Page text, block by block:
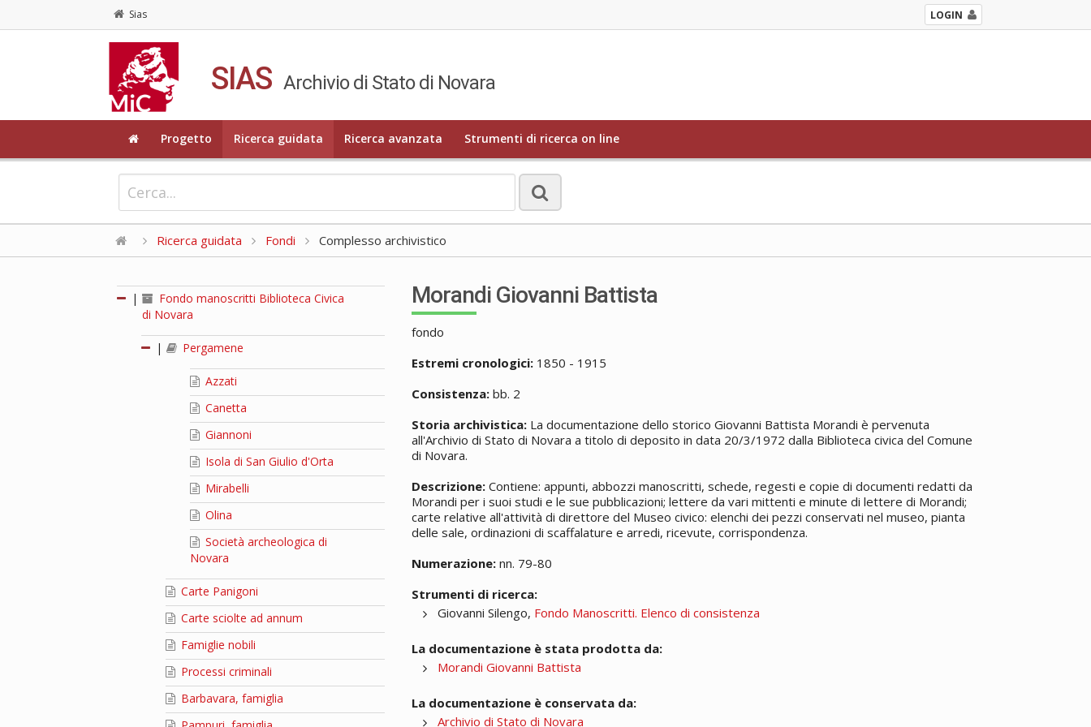
Sias LOGIN
SIAS Archivio di Stato di Novara
Progetto Ricerca guidata Ricerca avanzata Strumenti di ricerca on line
Ricerca guidata Fondi Complesso archivistico
|
Fondo manoscritti Biblioteca Civica
di Novara
| Pergamene
Azzati
Canetta
Giannoni
Isola di San Giulio d'Orta
Mirabelli
Olina
Società archeologica di
Novara
Carte Panigoni
Carte sciolte ad annum
Famiglie nobili
Processi criminali
Barbavara, famiglia
Morandi Giovanni Battista
fondo
Estremi cronologici: 1850 - 1915
Consistenza: bb. 2
Storia archivistica: La documentazione dello storico Giovanni Battista Morandi è pervenuta
all'Archivio di Stato di Novara a titolo di deposito in data 20/3/1972 dalla Biblioteca civica del Comune
di Novara.
Descrizione: Contiene: appunti, abbozzi manoscritti, schede, regesti e copie di documenti redatti da
Morandi per i suoi studi e le sue pubblicazioni; lettere da vari mittenti e minute di lettere di Morandi;
carte relative all'attività di direttore del Museo civico: elenchi dei pezzi conservati nel museo, pianta
delle sale, ordinazioni di scaffalature e arredi, ricevute, corrispondenza.
Numerazione: nn. 79-80
Strumenti di ricerca:
Giovanni Silengo, Fondo Manoscritti. Elenco di consistenza
La documentazione è stata prodotta da:
Morandi Giovanni Battista
La documentazione è conservata da:
Archivio di Stato di Novara